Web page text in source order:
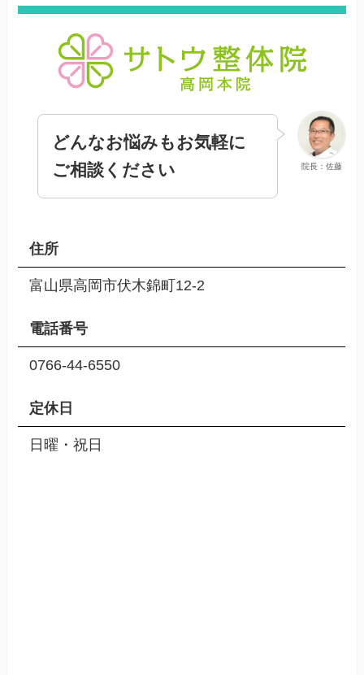
院長：佐藤
どんなお悩みもお気軽に
ご相談ください
住所
富山県高岡市伏木錦町12-2
電話番号
0766-44-6550
定休日
日曜・祝日